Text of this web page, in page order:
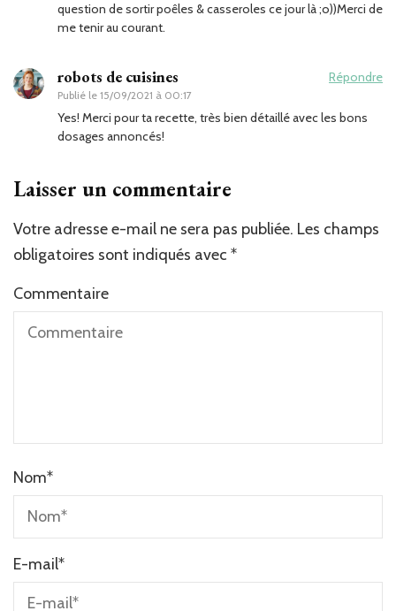
question de sortir poêles & casseroles ce jour là ;o))Merci de
me tenir au courant.
robots de cuisines
Publié le 15/09/2021 à 00:17
Répondre
Yes! Merci pour ta recette, très bien détaillé avec les bons
dosages annoncés!
Laisser un commentaire
Votre adresse e-mail ne sera pas publiée. Les champs
obligatoires sont indiqués avec *
Commentaire
Nom*
E-mail*